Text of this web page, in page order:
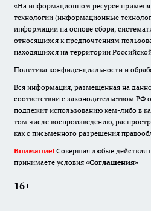
«На информационном ресурсе
технологии (информационные
информации на основе сбора,
относящихся к предпочтениям
находящихся на территории
Политика конфиденциальности и
Вся информация, размещенная на
соответствии с законодательством РФ
подлежит использованию кем-либо в
том числе воспроизведению,
как с письменного разрешения
Внимание! Совершая любые действия
принимаете условия «Cоглашения»
16+